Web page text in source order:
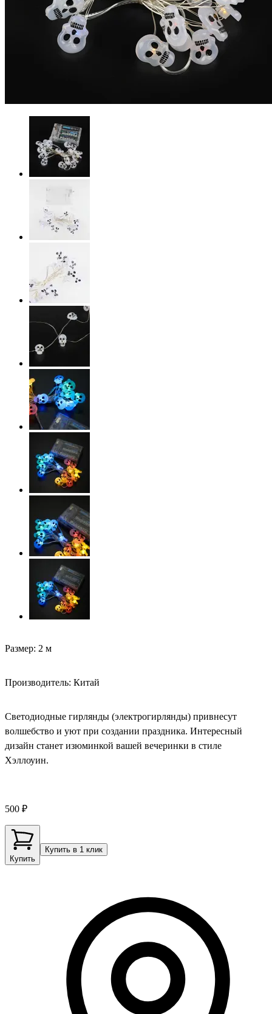
Размер: 2 м
Производитель: Китай
Светодиодные гирлянды (электрогирлянды) привнесут
волшебство и уют при создании праздника. Интересный
дизайн станет изюминкой вашей вечеринки в стиле
Хэллоуин.
500 ₽
Купить
Купить в 1 клик